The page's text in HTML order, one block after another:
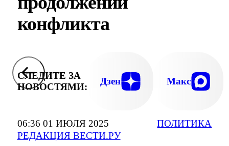
06:36 01 ИЮЛЯ 2025
РЕДАКЦИЯ ВЕСТИ.РУ
ПОЛИТИКА
конфликта
СЛЕДИТЕ ЗА
НОВОСТЯМИ:
Дзен Макс